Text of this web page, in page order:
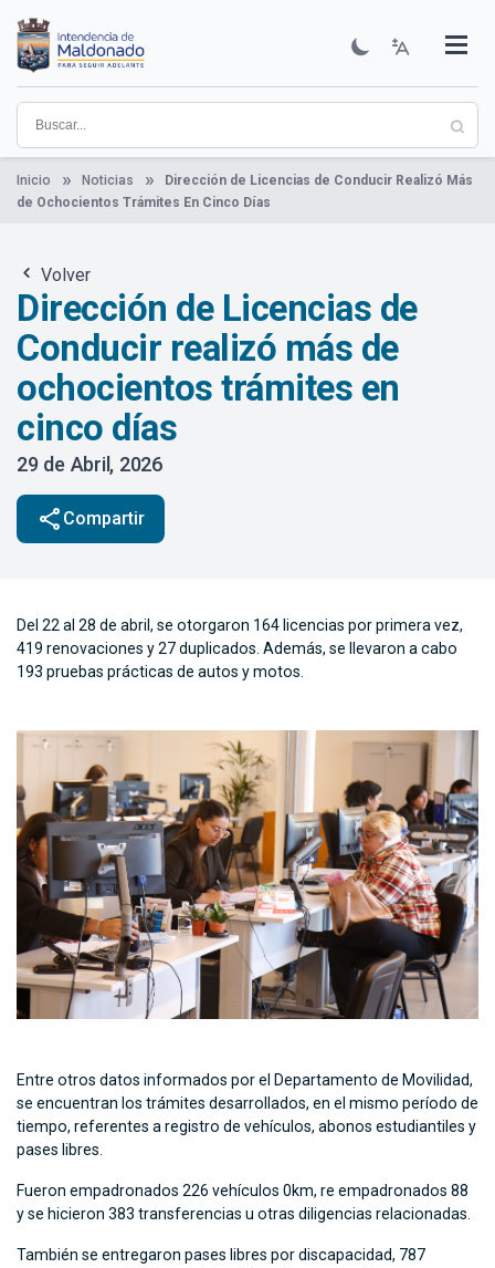
contenido
principal
Institucional
Municipios
Descubre Maldonado
Comunicación
Servicios
Guía De Trámites
Ver Noticias
Inicio Noticias
Dirección de Licencias de Conducir Realizó Más
de Ochocientos Trámites En Cinco Días
Volver
Dirección de Licencias de
Conducir realizó más de
ochocientos trámites en
cinco días
29 de Abril, 2026
share Compartir
Del 22 al 28 de abril, se otorgaron 164 licencias por primera vez,
419 renovaciones y 27 duplicados. Además, se llevaron a cabo
193 pruebas prácticas de autos y motos.
Entre otros datos informados por el Departamento de Movilidad,
se encuentran los trámites desarrollados, en el mismo período de
tiempo, referentes a registro de vehículos, abonos estudiantiles y
pases libres.
Fueron empadronados 226 vehículos 0km, re empadronados 88
y se hicieron 383 transferencias u otras diligencias relacionadas.
También se entregaron pases libres por discapacidad, 787